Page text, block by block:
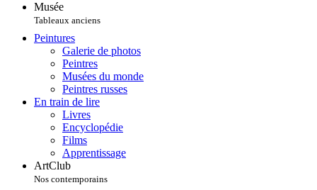
Musée
Tableaux anciens
Peintures
Galerie de photos
Peintres
Musées du monde
Peintres russes
En train de lire
Livres
Encyclopédie
Films
Apprentissage
ArtClub
Nos contemporains